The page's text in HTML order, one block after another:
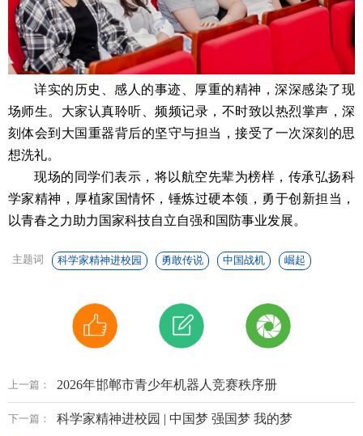
详实的历史、感人的事迹、厚重的精神，深深感染了现
场师生。大家认真聆听、频频记录，不时致以热烈掌声，深
刻体会到大国重器背后的坚守与担当，接受了一次深刻的思
想洗礼。
现场的同学们表示，将以航空先辈为榜样，传承弘扬科
学家精神，厚植家国情怀，锤炼过硬本领，勇于创新担当，
以青春之力助力国家科技自立自强和国防事业发展。
主题词 科学家精神进校园 勇敢传说 中国战机 崛起
上一篇： 2026年邯郸市青少年机器人竞赛秩序册
下一篇： 科学家精神进校园 | 中国梦 强国梦 我的梦